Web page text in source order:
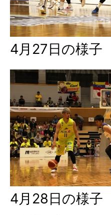
4月27日の様子
4月28日の様子